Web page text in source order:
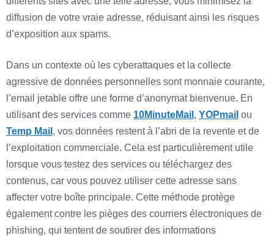
diffusion de votre vraie adresse, réduisant ainsi les risques
d’exposition aux spams.
Dans un contexte où les cyberattaques et la collecte
agressive de données personnelles sont monnaie courante,
l’email jetable offre une forme d’anonymat bienvenue. En
utilisant des services comme 10MinuteMail , YOPmail ou
Temp Mail , vos données restent à l’abri de la revente et de
l’exploitation commerciale. Cela est particulièrement utile
lorsque vous testez des services ou téléchargez des
contenus, car vous pouvez utiliser cette adresse sans
affecter votre boîte principale. Cette méthode protège
également contre les pièges des courriers électroniques de
phishing, qui tentent de soutirer des informations